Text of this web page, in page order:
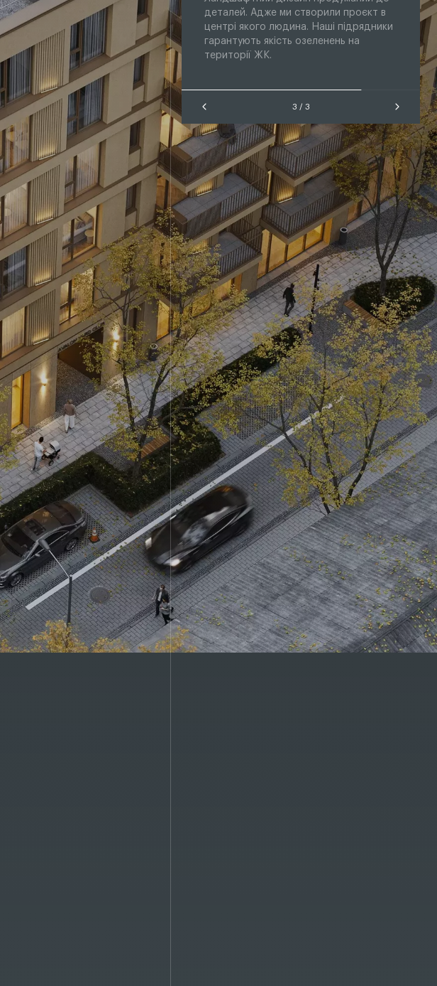
деталей. Адже ми створили проєкт в
центрі якого людина. Наші підрядники
гарантують якість озеленень на
території ЖК.
видами міста з експлуатованої тераси.
Це ідеальне місце для вечірніх
посиденьок з друзями або просто
відпочинку під зоряним небом.
1 / 3